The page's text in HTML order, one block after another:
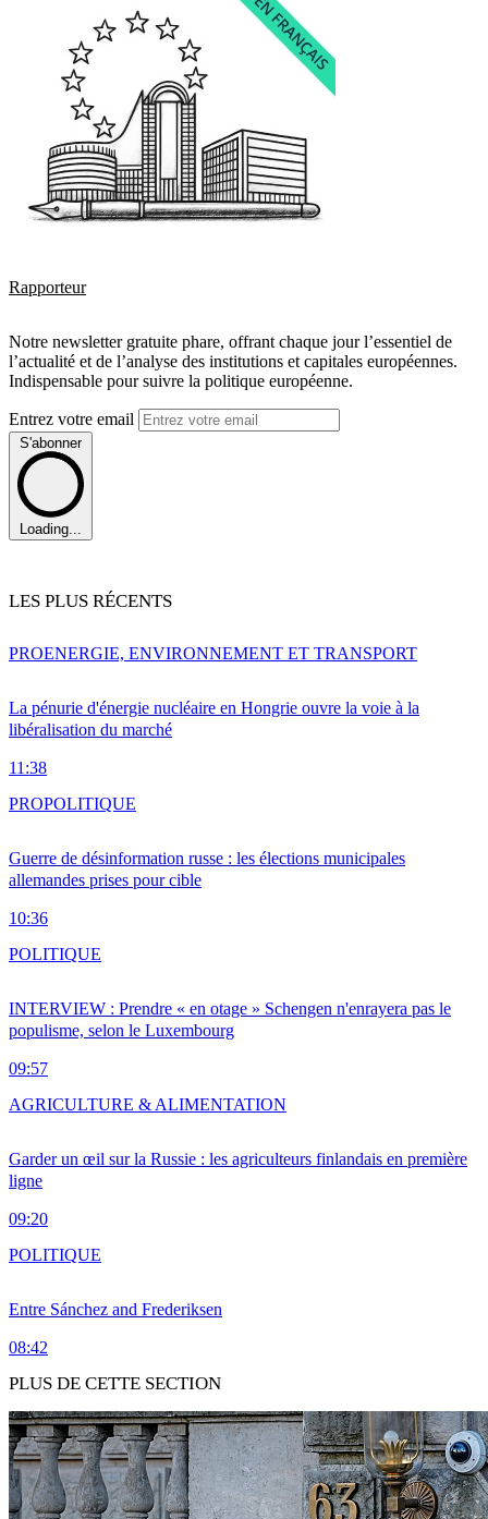
Rapporteur
Notre newsletter gratuite phare, offrant chaque jour l’essentiel de
l’actualité et de l’analyse des institutions et capitales européennes.
Indispensable pour suivre la politique européenne.
Entrez votre email
S'abonner
Loading...
LES PLUS RÉCENTS
La pénurie d'énergie nucléaire en Hongrie ouvre la voie à la
libéralisation du marché
11:38
PROENERGIE, ENVIRONNEMENT ET TRANSPORT
Guerre de désinformation russe : les élections municipales
allemandes prises pour cible
10:36
PROPOLITIQUE
INTERVIEW : Prendre « en otage » Schengen n'enrayera pas le
populisme, selon le Luxembourg
09:57
POLITIQUE
Garder un œil sur la Russie : les agriculteurs finlandais en première
ligne
09:20
AGRICULTURE & ALIMENTATION
Entre Sánchez and Frederiksen
08:42
POLITIQUE
PLUS DE CETTE SECTION